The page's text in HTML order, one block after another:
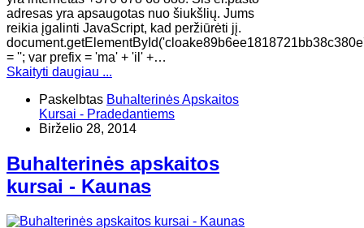
adresas yra apsaugotas nuo šiukšlių. Jums
reikia įgalinti JavaScript, kad peržiūrėti jį.
= ''; var prefix = 'ma' + 'il' +…
Skaityti daugiau ...
Paskelbtas Buhalterinės Apskaitos
Kursai - Pradedantiems
Birželio 28, 2014
Buhalterinės apskaitos
kursai - Kaunas